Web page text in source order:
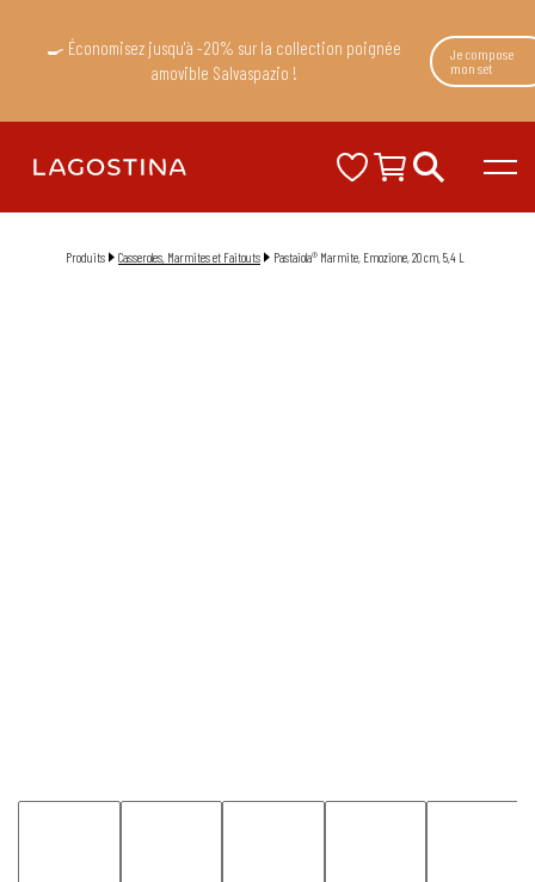
🍳 Économisez jusqu'à -20% sur la collection poignée
amovible Salvaspazio !
Je compose
mon set
Produits Casseroles, Marmites et Faitouts Pastaiola® Marmite, Emozione, 20 cm, 5,4 L